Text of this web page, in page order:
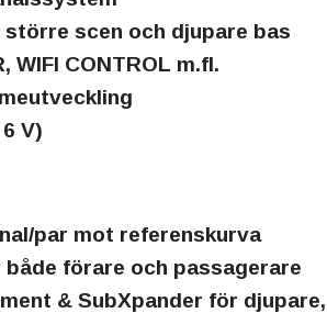
scen och djupare bas
WIFI CONTROL m.fl.
V)
par mot referenskurva
förare och passagerare
& SubXpander för